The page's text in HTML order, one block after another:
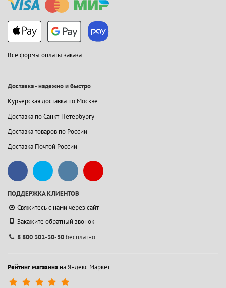
Все формы оплаты заказа
Доставка - надежно и быстро
Курьерская доставка по Москве
Доставка по Санкт-Петербургу
Доставка товаров по России
Доставка Почтой России
ПОДДЕРЖКА КЛИЕНТОВ
Свяжитесь с нами через сайт
Закажите обратный звонок
8 800 301-30-50бесплатно
Рейтинг магазина на Яндекс.Маркет